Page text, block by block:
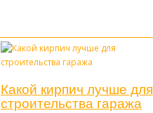
Какой кирпич лучше для
строительства гаража